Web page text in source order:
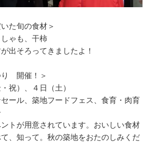
た旬の食材＞
ゃも、干柿
出そろってきましたよ！
開催！＞
祝）、４日（土）
ール、築地フードフェス、食育・肉育
トが用意されています。おいしい食材
、知って。秋の築地をおたのしみくだ